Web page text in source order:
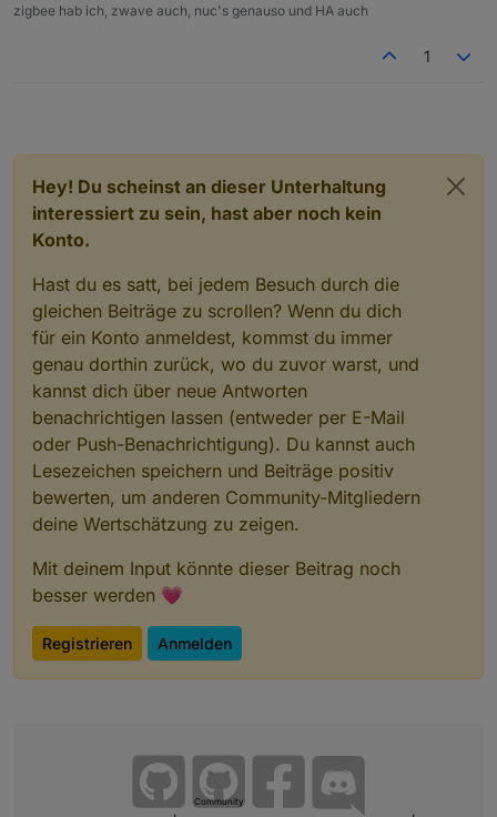
zigbee hab ich, zwave auch, nuc's genauso und HA auch
1
Hey! Du scheinst an dieser Unterhaltung
interessiert zu sein, hast aber noch kein
Konto.
Hast du es satt, bei jedem Besuch durch die
gleichen Beiträge zu scrollen? Wenn du dich
für ein Konto anmeldest, kommst du immer
genau dorthin zurück, wo du zuvor warst, und
kannst dich über neue Antworten
benachrichtigen lassen (entweder per E-Mail
oder Push-Benachrichtigung). Du kannst auch
Lesezeichen speichern und Beiträge positiv
bewerten, um anderen Community-Mitgliedern
deine Wertschätzung zu zeigen.
Mit deinem Input könnte dieser Beitrag noch
besser werden 💗
Registrieren Anmelden
Community